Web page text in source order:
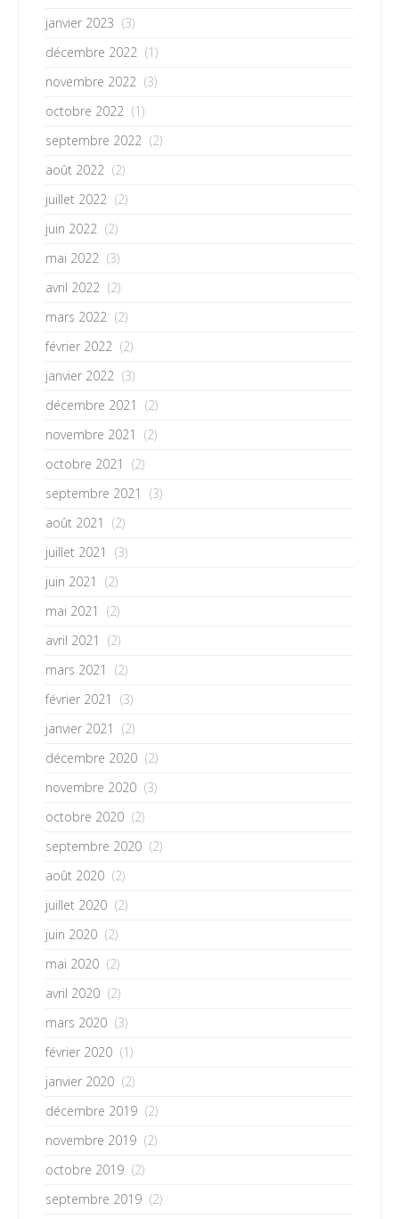
janvier 2023 (3)
décembre 2022 (1)
novembre 2022 (3)
octobre 2022 (1)
septembre 2022 (2)
août 2022 (2)
juillet 2022 (2)
juin 2022 (2)
mai 2022 (3)
avril 2022 (2)
mars 2022 (2)
février 2022 (2)
janvier 2022 (3)
décembre 2021
(2)
novembre 2021
(2)
octobre 2021
(2)
septembre 2021
(3)
août 2021
(2)
juillet 2021
(3)
juin 2021
(2)
mai 2021
(2)
avril 2021
(2)
mars 2021
(2)
février 2021
(3)
janvier 2021
(2)
décembre 2020 (2)
novembre 2020 (3)
octobre 2020 (2)
septembre 2020 (2)
août 2020 (2)
juillet 2020 (2)
juin 2020 (2)
mai 2020 (2)
avril 2020 (2)
mars 2020 (3)
février 2020 (1)
janvier 2020 (2)
décembre 2019 (2)
novembre 2019 (2)
octobre 2019 (2)
septembre 2019 (2)